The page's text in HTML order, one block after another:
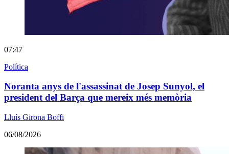
07:47
Política
Noranta anys de l'assassinat de Josep Sunyol, el
president del Barça que mereix més memòria
Lluís Girona Boffi
06/08/2026